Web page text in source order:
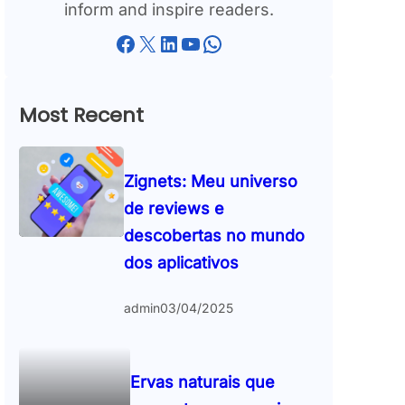
inform and inspire readers.
Facebook X LinkedIn YouTube WhatsApp
Most Recent
Zignets: Meu universo
de reviews e
descobertas no mundo
dos aplicativos
admin03/04/2025
Ervas naturais que